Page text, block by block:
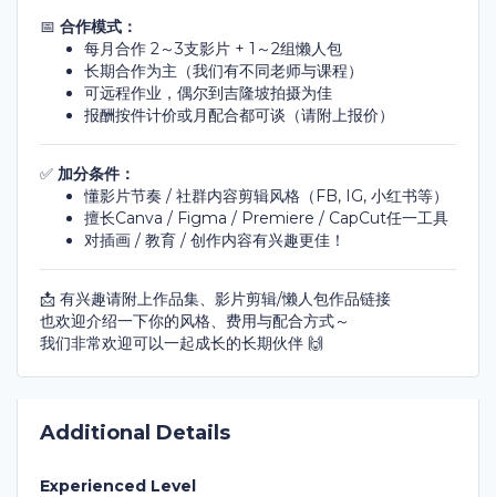
📅 合作模式：
每月合作 2～3支影片 + 1～2组懒人包
长期合作为主（我们有不同老师与课程）
可远程作业，偶尔到吉隆坡拍摄为佳
报酬按件计价或月配合都可谈（请附上报价）
✅ 加分条件：
懂影片节奏 / 社群内容剪辑风格（FB, IG, 小红书等）
擅长Canva / Figma / Premiere / CapCut任一工具
对插画 / 教育 / 创作内容有兴趣更佳！
📩 有兴趣请附上作品集、影片剪辑/懒人包作品链接
也欢迎介绍一下你的风格、费用与配合方式～
我们非常欢迎可以一起成长的长期伙伴 🙌
Additional Details
Experienced Level